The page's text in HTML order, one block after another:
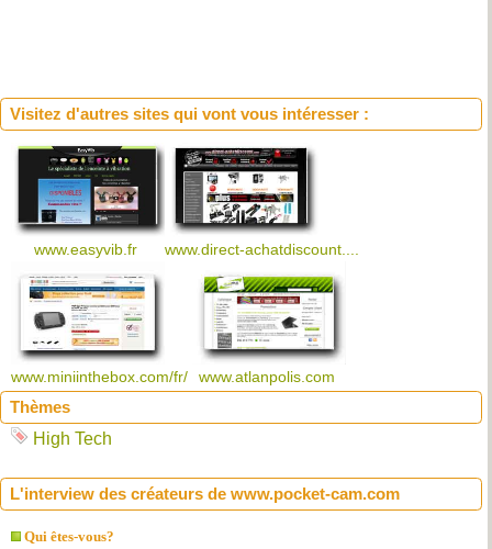
Visitez d'autres sites qui vont vous intéresser :
www.easyvib.fr www.direct-achatdiscount....
www.miniinthebox.com/fr/ www.atlanpolis.com
Thèmes
High Tech
L'interview des créateurs de www.pocket-cam.com
Qui êtes-vous?